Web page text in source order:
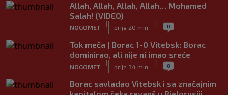
Allah, Allah, Allah, Allah… Mohamed
Salah! (VIDEO)
NOGOMET
|
prije 20 min.
| 0
Tok meča | Borac 1-0 Vitebsk: Borac
dominirao, ali nije ni imao sreće
NOGOMET
|
prije 34 min.
| 0
Borac savladao Vitebsk i sa značajnim